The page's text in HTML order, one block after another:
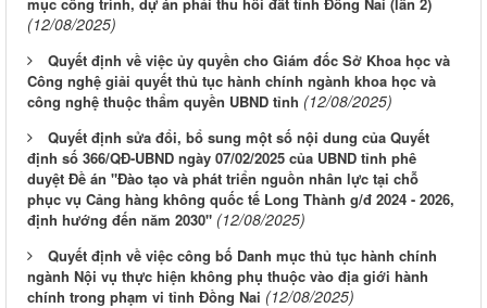
(12/08/2025)
Quyết định về việc ủy quyền cho Giám đốc Sở Khoa học và
Công nghệ giải quyết thủ tục hành chính ngành khoa học và
công nghệ thuộc thẩm quyền UBND tỉnh (12/08/2025)
Quyết định sửa đổi, bổ sung một số nội dung của Quyết
định số 366/QĐ-UBND ngày 07/02/2025 của UBND tỉnh phê
duyệt Đề án "Đào tạo và phát triển nguồn nhân lực tại chỗ
phục vụ Cảng hàng không quốc tế Long Thành g/đ 2024 - 2026,
định hướng đến năm 2030" (12/08/2025)
Quyết định về việc công bố Danh mục thủ tục hành chính
ngành Nội vụ thực hiện không phụ thuộc vào địa giới hành
chính trong phạm vi tỉnh Đồng Nai (12/08/2025)